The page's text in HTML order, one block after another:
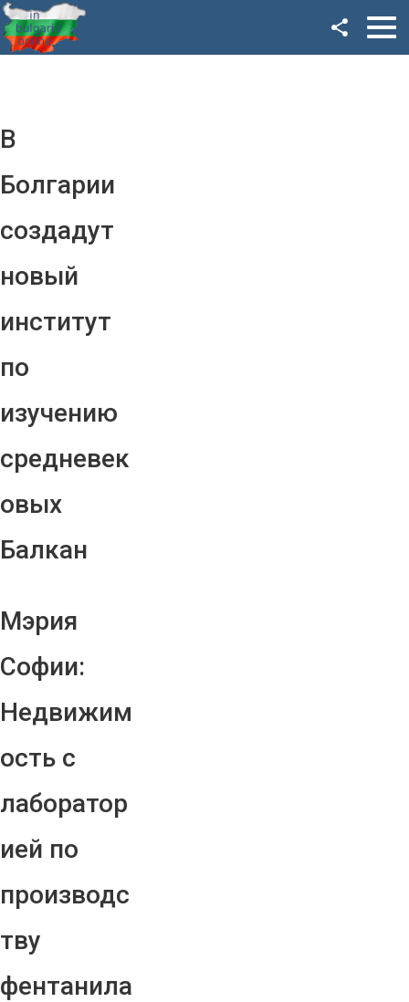
В
Болгарии
создадут
новый
институт
по
изучению
средневек
овых
Балкан
Мэрия
Софии:
Недвижим
ость с
лаборатор
ией по
производс
тву
фентанила